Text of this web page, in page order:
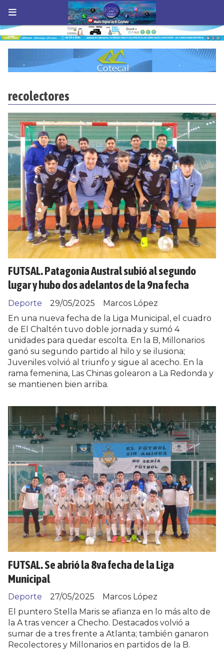
recolectores
FUTSAL. Patagonia Austral subió al segundo
lugar y hubo dos adelantos de la 9na fecha
Marcos López
Deporte
29/05/2025
En una nueva fecha de la Liga Municipal, el cuadro
de El Chaltén tuvo doble jornada y sumó 4
unidades para quedar escolta. En la B, Millonarios
ganó su segundo partido al hilo y se ilusiona;
Juveniles volvió al triunfo y sigue al acecho. En la
rama femenina, Las Chinas golearon a La Redonda y
se mantienen bien arriba.
FUTSAL. Se abrió la 8va fecha de la Liga
Municipal
Marcos López
Deporte
27/05/2025
El puntero Stella Maris se afianza en lo más alto de
la A tras vencer a Checho. Destacados volvió a
sumar de a tres frente a Atlanta; también ganaron
Recolectores y Millonarios en partidos de la B.